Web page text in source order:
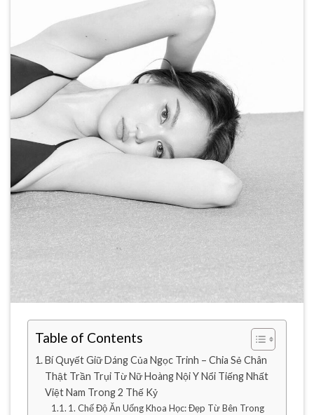
Table of Contents
Bí Quyết Giữ Dáng Của Ngọc Trinh – Chia Sẻ Chân
Thật Trần Trụi Từ Nữ Hoàng Nội Y Nổi Tiếng Nhất
Việt Nam Trong 2 Thế Kỷ
1. Chế Độ Ăn Uống Khoa Học: Đẹp Từ Bên Trong